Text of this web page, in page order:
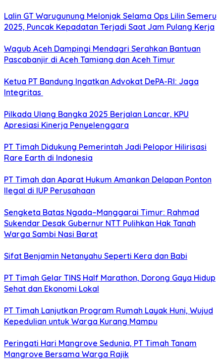
Lalin GT Warugunung Melonjak Selama Ops Lilin Semeru
2025, Puncak Kepadatan Terjadi Saat Jam Pulang Kerja
Wagub Aceh Dampingi Mendagri Serahkan Bantuan
Pascabanjir di Aceh Tamiang dan Aceh Timur
Ketua PT Bandung Ingatkan Advokat DePA-RI: Jaga
Integritas
Pilkada Ulang Bangka 2025 Berjalan Lancar, KPU
Apresiasi Kinerja Penyelenggara
PT Timah Didukung Pemerintah Jadi Pelopor Hilirisasi
Rare Earth di Indonesia
PT Timah dan Aparat Hukum Amankan Delapan Ponton
Ilegal di IUP Perusahaan
Sengketa Batas Ngada–Manggarai Timur: Rahmad
Sukendar Desak Gubernur NTT Pulihkan Hak Tanah
Warga Sambi Nasi Barat
Sifat Benjamin Netanyahu Seperti Kera dan Babi
PT Timah Gelar TINS Half Marathon, Dorong Gaya Hidup
Sehat dan Ekonomi Lokal
PT Timah Lanjutkan Program Rumah Layak Huni, Wujud
Kepedulian untuk Warga Kurang Mampu
Peringati Hari Mangrove Sedunia, PT Timah Tanam
Mangrove Bersama Warga Rajik